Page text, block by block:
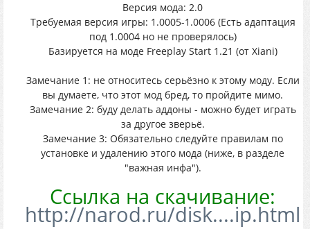
Версия мода: 2.0
Требуемая версия игры: 1.0005-1.0006 (Есть адаптация
под 1.0004 но не проверялось)
Базируется на моде Freeplay Start 1.21 (от Xiani)
Замечание 1: не относитесь серьёзно к этому моду. Если
вы думаете, что этот мод бред, то пройдите мимо.
Замечание 2: буду делать аддоны - можно будет играть
за другое зверьё.
Замечание 3: Обязательно следуйте правилам по
установке и удалению этого мода (ниже, в разделе
"важная инфа").
Ссылка на скачивание:
http://narod.ru/disk....ip.html